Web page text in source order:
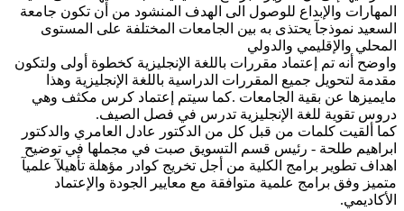
المهارات والإبداع للوصول الى الهدف المنشود من أن تكون جامعة
السعيد نموذجآ يحتذى به بين الجامعات المختلفة على المستوى
المحلي والإقليمي والدولي
واوضح أنه تم إعتماد مقررات باللغة الإنجليزية كخطوة أولى ولتكون
مقدمة لتحويل جميع المقررات الدراسية باللغة الإنجليزية وهذا
مايميزها عن بقية الجامعات .كما سيتم إعتماد كرس مكثف وهي
دروس تقوية للغة الإنجليزية تدرس في فصل الصيف.
كما ألقيت كلمات من قبل كل من الدكتور عادل العامري والدكتور
ابراهيم طلحة - رئيس قسم التسويق صبت في مجملها في توضيح
اهداف تطوير برامج الكلية من أجل تخريج كوادر مؤهلة تأهيلآ علميآ
متميز وفق برامج علمية متوافقة مع معايير الجودة والإعتماد
الأكاديمي.